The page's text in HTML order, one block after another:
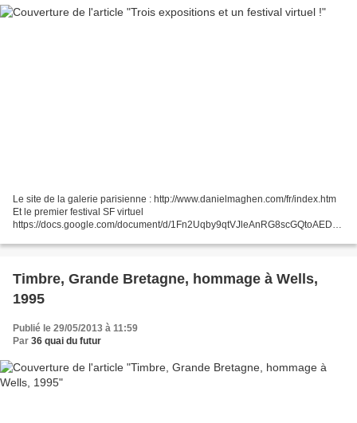
Le site de la galerie parisienne : http://www.danielmaghen.com/fr/index.htm
Et le premier festival SF virtuel
https://docs.google.com/document/d/1Fn2Uqby9qtVJleAnRG8scGQtoAEDkw
Timbre, Grande Bretagne, hommage à Wells,
1995
Publié le 29/05/2013 à 11:59
Par 36 quai du futur